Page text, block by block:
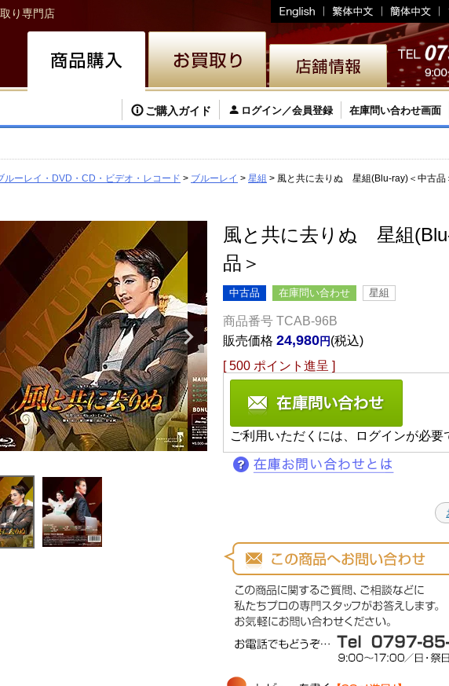
り専門店
ご購入ガイド ログイン／会員登録 在庫問い合わせ画面
ルーレイ・DVD・CD・ビデオ・レコード ブルーレイ 星組 風と共に去りぬ 星組(Blu-ray)＜中古品
風と共に去りぬ 星組
品＞
中古品 在庫問い合わせ 星組
商品番号 TCAB-96B
販売価格 24,980
税込
[ 500 ポイント進呈 ]
ご利用いただくには、ログインが必要